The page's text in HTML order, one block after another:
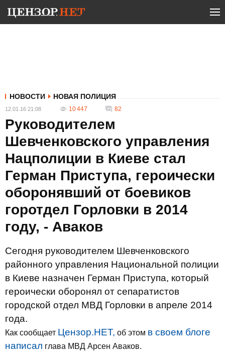
НОВОСТИ НОВАЯ ПОЛИЦИЯ
12.01.16 21:08 10 447 82
Руководителем
Шевченковского управления
Нацполиции в Киеве стал
Герман Приступа, героически
оборонявший от боевиков
горотдел Горловки в 2014
году, - Аваков
Сегодня руководителем Шевченковского
районного управления Национальной полиции
в Киеве назначен Герман Приступа, который
героически оборонял от сепаратистов
городской отдел МВД Горловки в апреле 2014
года.
Как сообщает Цензор.НЕТ, об этом в своем блоге
написал глава МВД Арсен Аваков.